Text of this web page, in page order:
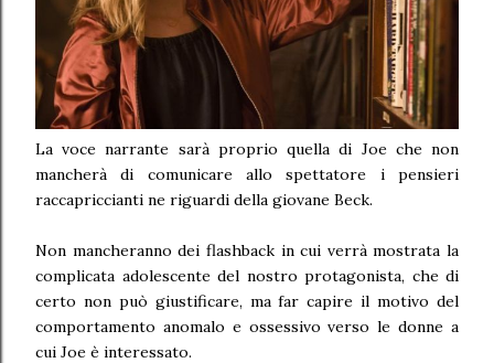
La voce narrante sarà proprio quella di Joe che non
mancherà di comunicare allo spettatore i pensieri
raccapriccianti ne riguardi della giovane Beck.
Non mancheranno dei flashback in cui verrà mostrata la
complicata adolescente del nostro protagonista, che di
certo non può giustificare, ma far capire il motivo del
comportamento anomalo e ossessivo verso le donne a
cui Joe è interessato.